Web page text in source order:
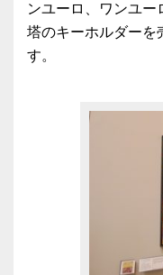
ンユーロ、ワンユ
塔のキーホルダーを
す。